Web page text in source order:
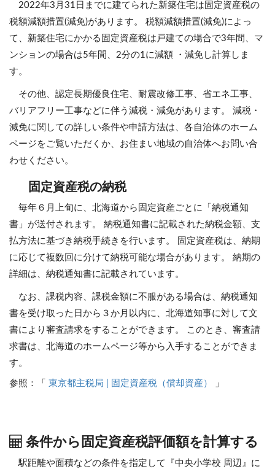
2022年3月31日までに建てられた新築住宅は固定資産税の
税額減額措置(減免)があります。 税額減額措置(減免)によっ
て、新築住宅にかかる固定資産税は戸建ての場合で3年間、マ
ンションの場合は5年間、2分の1に減額 ・減免し計算しま
す。
その他、認定長期優良住宅、耐震改修工事、省エネ工事、
バリアフリー工事などに伴う減税・減免があります。 減税・
減免に関しての詳しい条件や申請方法は、各自治体のホーム
ページをご覧いただくか、お住まい地域の自治体へお問い合
わせください。
固定資産税の納税
毎年６月上旬に、北海道から固定資産ごとに「納税通知
書」が送付されます。 納税通知書に記載された納税金額、支
払方法に基づき納税手続きを行います。 固定資産税は、納期
に応じて複数回に分けて納税可能な場合があります。 納期の
詳細は、納税通知書に記載されています。
なお、課税内容、課税金額に不服がある場合は、納税通知
書を受け取った日から３か月以内に、北海道知事に対して文
書により審査請求をすることができます。 このとき、審査請
求書は、北海道のホームページ等から入手することができま
す。
参照：「 東京都主税局 | 固定資産税（償却資産） 」
条件から固定資産税評価額を計算する
駅距離や面積などの条件を指定して『中央小学校 周辺』に